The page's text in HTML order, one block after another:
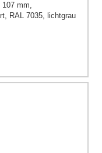
mm,
RAL 7035, lichtgrau